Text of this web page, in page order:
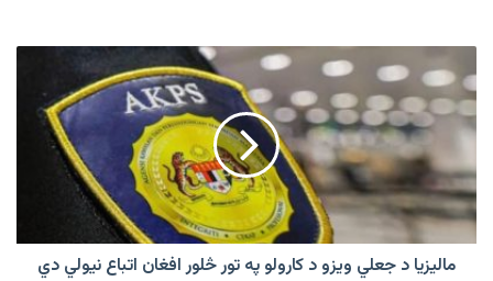
مالیزیا
د
جعلي
ویزو
کارولو
په
تور
څلور
افغانمالیزیا د جعلي ویزو د کارولو په تور څلور افغان اتباع نیولي دي